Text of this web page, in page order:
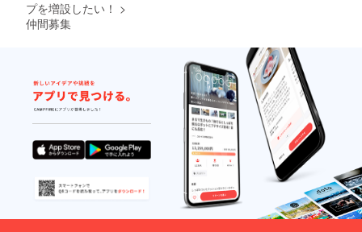
プを増設したい！ >
仲間募集